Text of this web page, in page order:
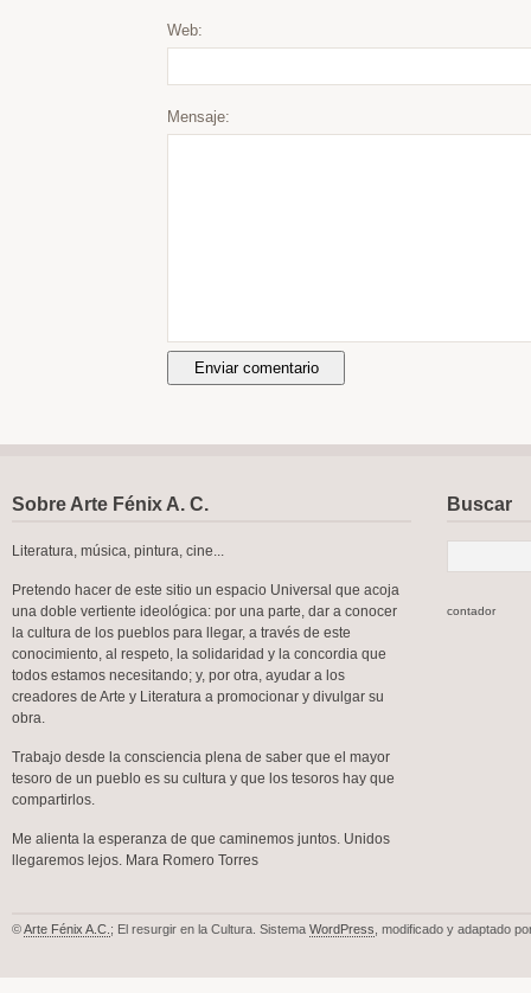
Web:
Mensaje:
Sobre Arte Fénix A. C.
Literatura, música, pintura, cine...
Pretendo hacer de este sitio un espacio Universal que acoja
una doble vertiente ideológica: por una parte, dar a conocer
la cultura de los pueblos para llegar, a través de este
conocimiento, al respeto, la solidaridad y la concordia que
todos estamos necesitando; y, por otra, ayudar a los
creadores de Arte y Literatura a promocionar y divulgar su
obra.
Trabajo desde la consciencia plena de saber que el mayor
tesoro de un pueblo es su cultura y que los tesoros hay que
compartirlos.
Me alienta la esperanza de que caminemos juntos. Unidos
llegaremos lejos. Mara Romero Torres
Buscar
contador
©Arte Fénix A.C. ; El resurgir en la Cultura. Sistema WordPress , modificado y adaptado